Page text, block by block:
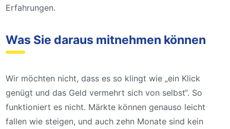
Erfahrungen.
Was Sie daraus mitnehmen können
Wir möchten nicht, dass es so klingt wie „ein Klick
genügt und das Geld vermehrt sich von selbst“. So
funktioniert es nicht. Märkte können genauso leicht
fallen wie steigen, und auch zehn Monate sind kein